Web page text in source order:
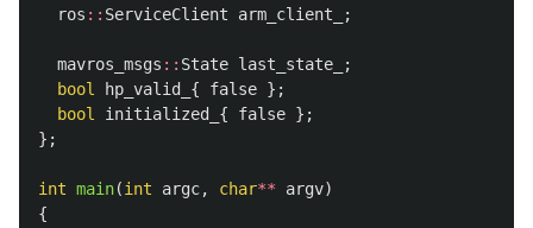
ros :: ServiceClient arm_client_ ;
mavros_msgs :: State last_state_
;
bool
hp_valid_ { false };
bool
initialized_ { false };
};
int main(int argc, char** argv)
{